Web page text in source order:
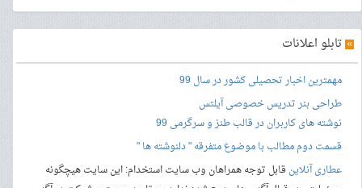
» تابلو اعلانات
مهمترین اخبار تحصیلی کشور در سال 99
طراحی بنرتدریس خصوصی آیلتس
نوشته های کاربران در قالب طنز و سرگرمی 99
قسمت دوم مطالب با موضوع متفرقه " دلنوشته ها "
عطاری آنلاینقابل توجه همراهان وب سایت استخدام: این سایت هیچگونه